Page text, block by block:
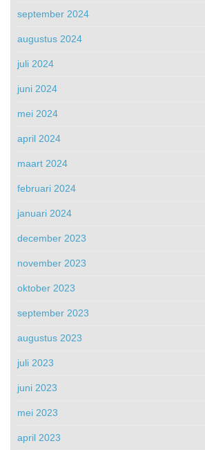
september 2024
augustus 2024
juli 2024
juni 2024
mei 2024
april 2024
maart 2024
februari 2024
januari 2024
december 2023
november 2023
oktober 2023
september 2023
augustus 2023
juli 2023
juni 2023
mei 2023
april 2023